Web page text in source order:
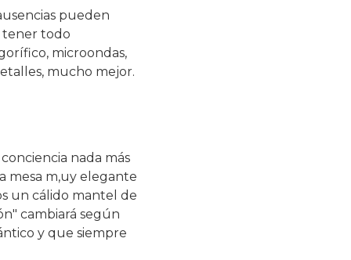
pueden
tener todo
microondas,
mucho mejor.
nada más
mesa m,uy elegante
un cálido mantel de
cambiará según
y que siempre